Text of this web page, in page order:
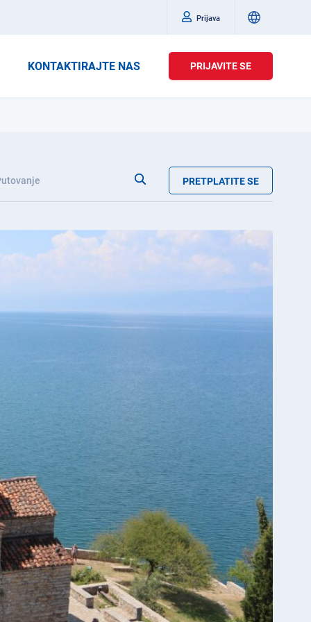
Prijava
KONTAKTIRAJTE NAS PRIJAVITE SE
PRETPLATITE SE